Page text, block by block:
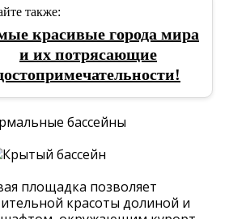
также:
красивые города мира
и их потрясающие
площадка позволяет
красоты долиной и